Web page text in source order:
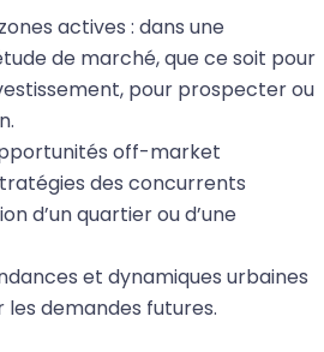
actives : dans une
de marché, que ce soit pour
pour prospecter ou
off-market
des concurrents
d’un quartier ou d’une
et dynamiques urbaines
demandes futures.